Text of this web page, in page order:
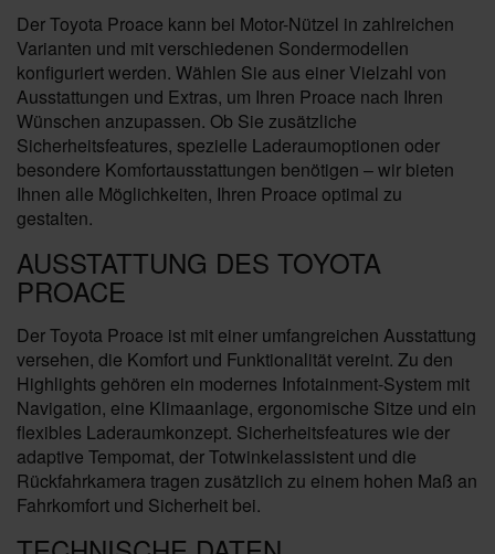
Der Toyota Proace kann bei Motor-Nützel in zahlreichen
Varianten und mit verschiedenen Sondermodellen
konfiguriert werden. Wählen Sie aus einer Vielzahl von
Ausstattungen und Extras, um Ihren Proace nach Ihren
Wünschen anzupassen. Ob Sie zusätzliche
Sicherheitsfeatures, spezielle Laderaumoptionen oder
besondere Komfortausstattungen benötigen – wir bieten
Ihnen alle Möglichkeiten, Ihren Proace optimal zu
gestalten.
AUSSTATTUNG DES TOYOTA
PROACE
Der Toyota Proace ist mit einer umfangreichen Ausstattung
versehen, die Komfort und Funktionalität vereint. Zu den
Highlights gehören ein modernes Infotainment-System mit
Navigation, eine Klimaanlage, ergonomische Sitze und ein
flexibles Laderaumkonzept. Sicherheitsfeatures wie der
adaptive Tempomat, der Totwinkelassistent und die
Rückfahrkamera tragen zusätzlich zu einem hohen Maß an
Fahrkomfort und Sicherheit bei.